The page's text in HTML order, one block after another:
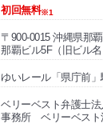
初回無料※1
〒900‐0015 沖縄県那
那覇ビル5F（旧ビル名
ゆいレール「県庁前
ベリーベスト弁護士
事務所 ベリーベスト